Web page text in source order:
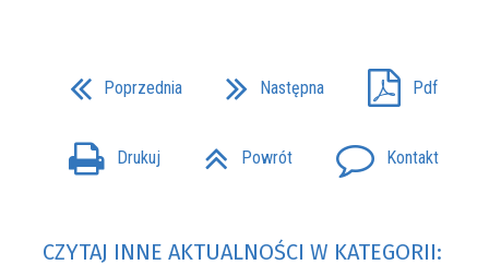
Poprzednia Następna Pdf
Drukuj Powrót Kontakt
CZYTAJ INNE AKTUALNOŚCI W KATEGORII: